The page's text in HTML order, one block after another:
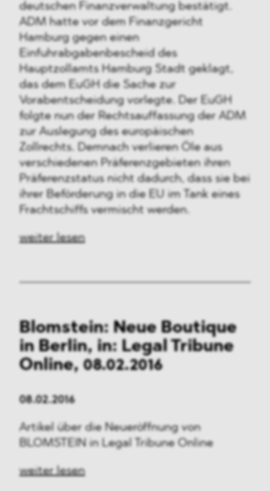
deutschen Finanzverwaltung bestätigt.
ADM hatte vor dem Finanzgericht
Hamburg gegen einen
Einfuhrabgabenbescheid des
Hauptzollamts Hamburg Stadt geklagt,
das dem EuGH die Sache zur
Vorabentscheidung vorlegte. Der EuGH
folgte nun der Rechtsauffassung der ADM
zur Auslegung des europäischen
Zollrechts. Demnach verlieren Öle aus
verschiedenen Präferenzgebieten ihren
Präferenzstatus nicht dadurch, dass sie bei
ihrer Beförderung in die EU im Tank eines
Frachtschiffs vermischt werden.
weiter lesen
Blomstein: Neue Boutique
in Berlin, in: Legal Tribune
Online, 08.02.2016
08.02.2016
Artikel über die Neueröffnung von
BLOMSTEIN in Legal Tribune Online
weiter lesen